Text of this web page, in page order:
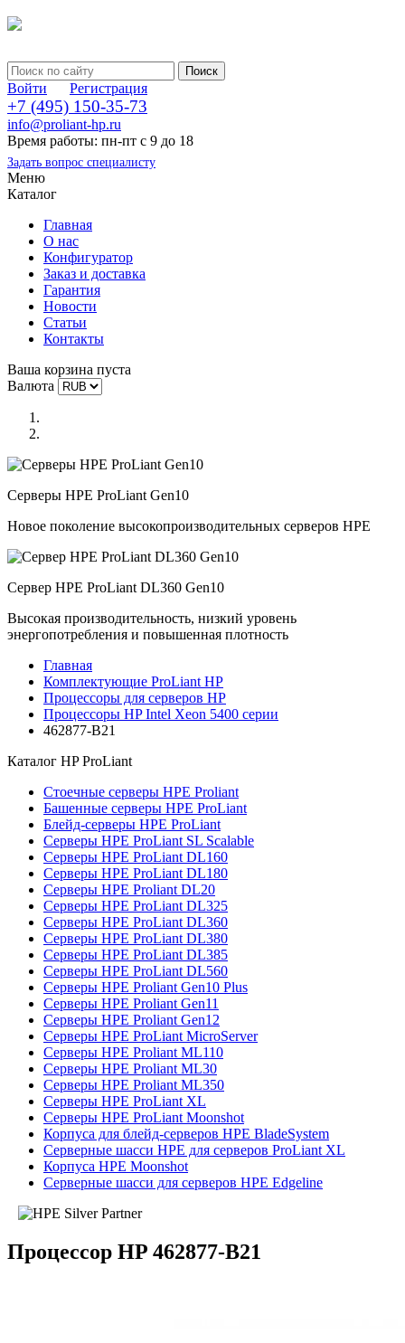
Войти Регистрация
+7 (495) 150-35-73
info@proliant-hp.ru
Время работы: пн-пт с 9 до 18
Задать вопрос специалисту
Меню
Каталог
Главная
О нас
Конфигуратор
Заказ и доставка
Гарантия
Новости
Статьи
Контакты
Ваша корзина пуста
Валюта
Серверы HPE ProLiant Gen10
Новое поколение высокопроизводительных серверов HPE
Сервер HPE ProLiant DL360 Gen10
Высокая производительность, низкий уровень
энергопотребления и повышенная плотность
Главная
Комплектующие ProLiant HP
Процессоры для серверов HP
Процессоры HP Intel Xeon 5400 серии
462877-B21
Каталог HP ProLiant
Стоечные серверы HPE Proliant
Башенные серверы HPE ProLiant
Блейд-серверы HPE ProLiant
Серверы HPE ProLiant SL Scalable
Серверы HPE ProLiant DL160
Серверы HPE ProLiant DL180
Серверы HPE Proliant DL20
Серверы HPE ProLiant DL325
Серверы HPE ProLiant DL360
Серверы HPE ProLiant DL380
Серверы HPE ProLiant DL385
Серверы HPE ProLiant DL560
Серверы HPE Proliant Gen10 Plus
Серверы HPE Proliant Gen11
Серверы HPE Proliant Gen12
Серверы HPE ProLiant MicroServer
Серверы HPE Proliant ML110
Серверы HPE Proliant ML30
Серверы HPE Proliant ML350
Серверы HPE ProLiant XL
Серверы HPE ProLiant Moonshot
Корпуса для блейд-серверов HPE BladeSystem
Серверные шасси HPE для серверов ProLiant XL
Корпуса HPE Moonshot
Серверные шасси для серверов HPE Edgeline
Процессор HP 462877-B21